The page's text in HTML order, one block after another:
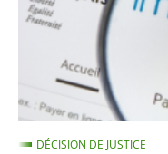
contr...
le
d’État
ne
remet
DÉCISION DE JUSTICE